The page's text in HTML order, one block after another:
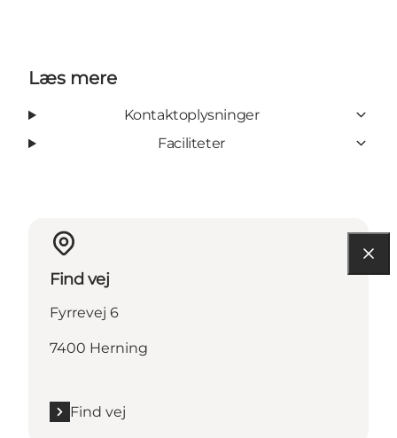
Læs mere
Kontaktoplysninger
Faciliteter
Find vej
Fyrrevej 6
7400 Herning
Find vej